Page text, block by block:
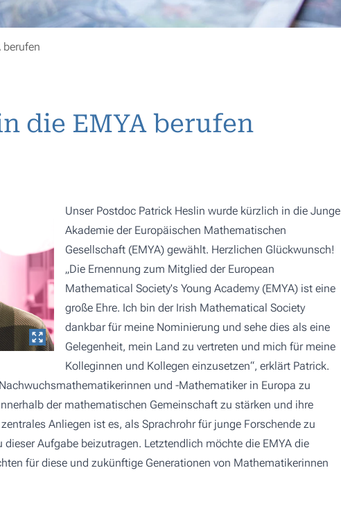
berufen
die EMYA berufen
Unser Postdoc Patrick Heslin wurde kürzlich in die Junge
Akademie der Europäischen Mathematischen
Gesellschaft (EMYA) gewählt. Herzlichen Glückwunsch!
„Die Ernennung zum Mitglied der European
Mathematical Society's Young Academy (EMYA) ist eine
große Ehre. Ich bin der Irish Mathematical Society
dankbar für meine Nominierung und sehe dies als eine
Gelegenheit, mein Land zu vertreten und mich für meine
Kolleginnen und Kollegen einzusetzen“, erklärt Patrick.
und -Mathematiker in Europa zu
der mathematischen Gemeinschaft zu stärken und ihre
Anliegen ist es, als Sprachrohr für junge Forschende zu
Aufgabe beizutragen. Letztendlich möchte die EMYA die
für diese und zukünftige Generationen von Mathematikerinnen